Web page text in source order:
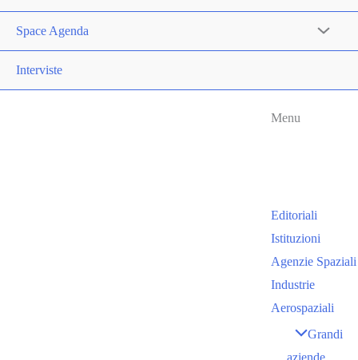
Space Agenda
Interviste
Menu
Editoriali
Istituzioni
Agenzie Spaziali
Industrie
Aerospaziali
Grandi
aziende